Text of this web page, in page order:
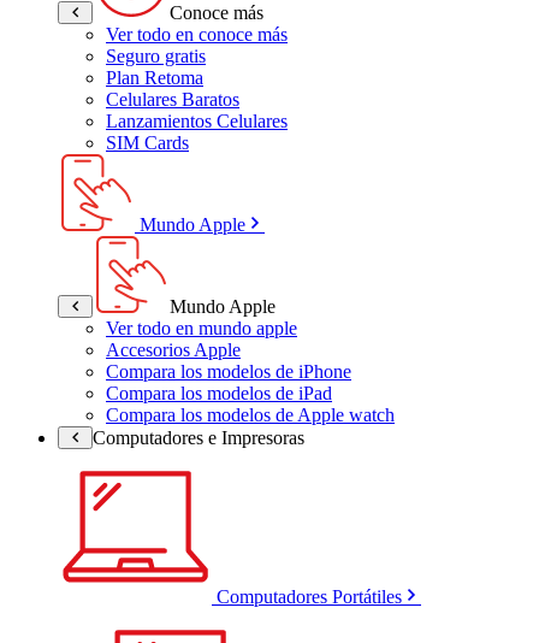
Conoce más
Ver todo en conoce más
Seguro gratis
Plan Retoma
Celulares Baratos
Lanzamientos Celulares
SIM Cards
Mundo Apple
Mundo Apple
Ver todo en mundo apple
Accesorios Apple
Compara los modelos de iPhone
Compara los modelos de iPad
Compara los modelos de Apple watch
Computadores e Impresoras
Computadores Portátiles